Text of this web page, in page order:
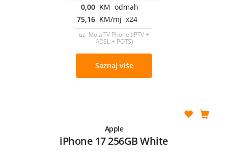
0,00 KM odmah
75,16 KM/mj x24
uz Moja TV Phone (IPTV +
ADSL + POTS)
Saznaj više
Apple
iPhone 17 256GB White